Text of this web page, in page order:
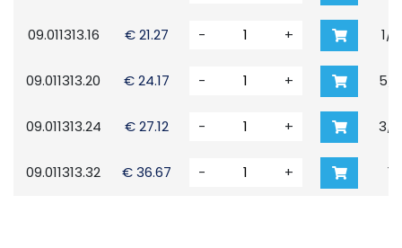
09.011313.16 € 21.27 - + 1/
09.011313.20 € 24.17 - + 5/
09.011313.24 € 27.12 - + 3/
09.011313.32 € 36.67 - + 1"